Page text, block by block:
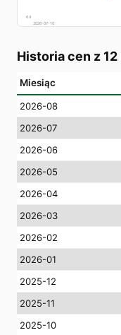
€4
2026-07-10
Historia cen z
Miesiąc
2026-08
2026-07
2026-06
2026-05
2026-04
2026-03
2026-02
2026-01
2025-12
2025-11
2025-10